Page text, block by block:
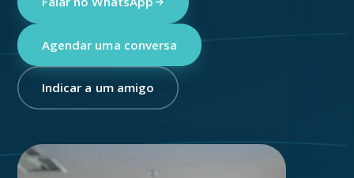
Agendar uma conversa
Indicar a um amigo